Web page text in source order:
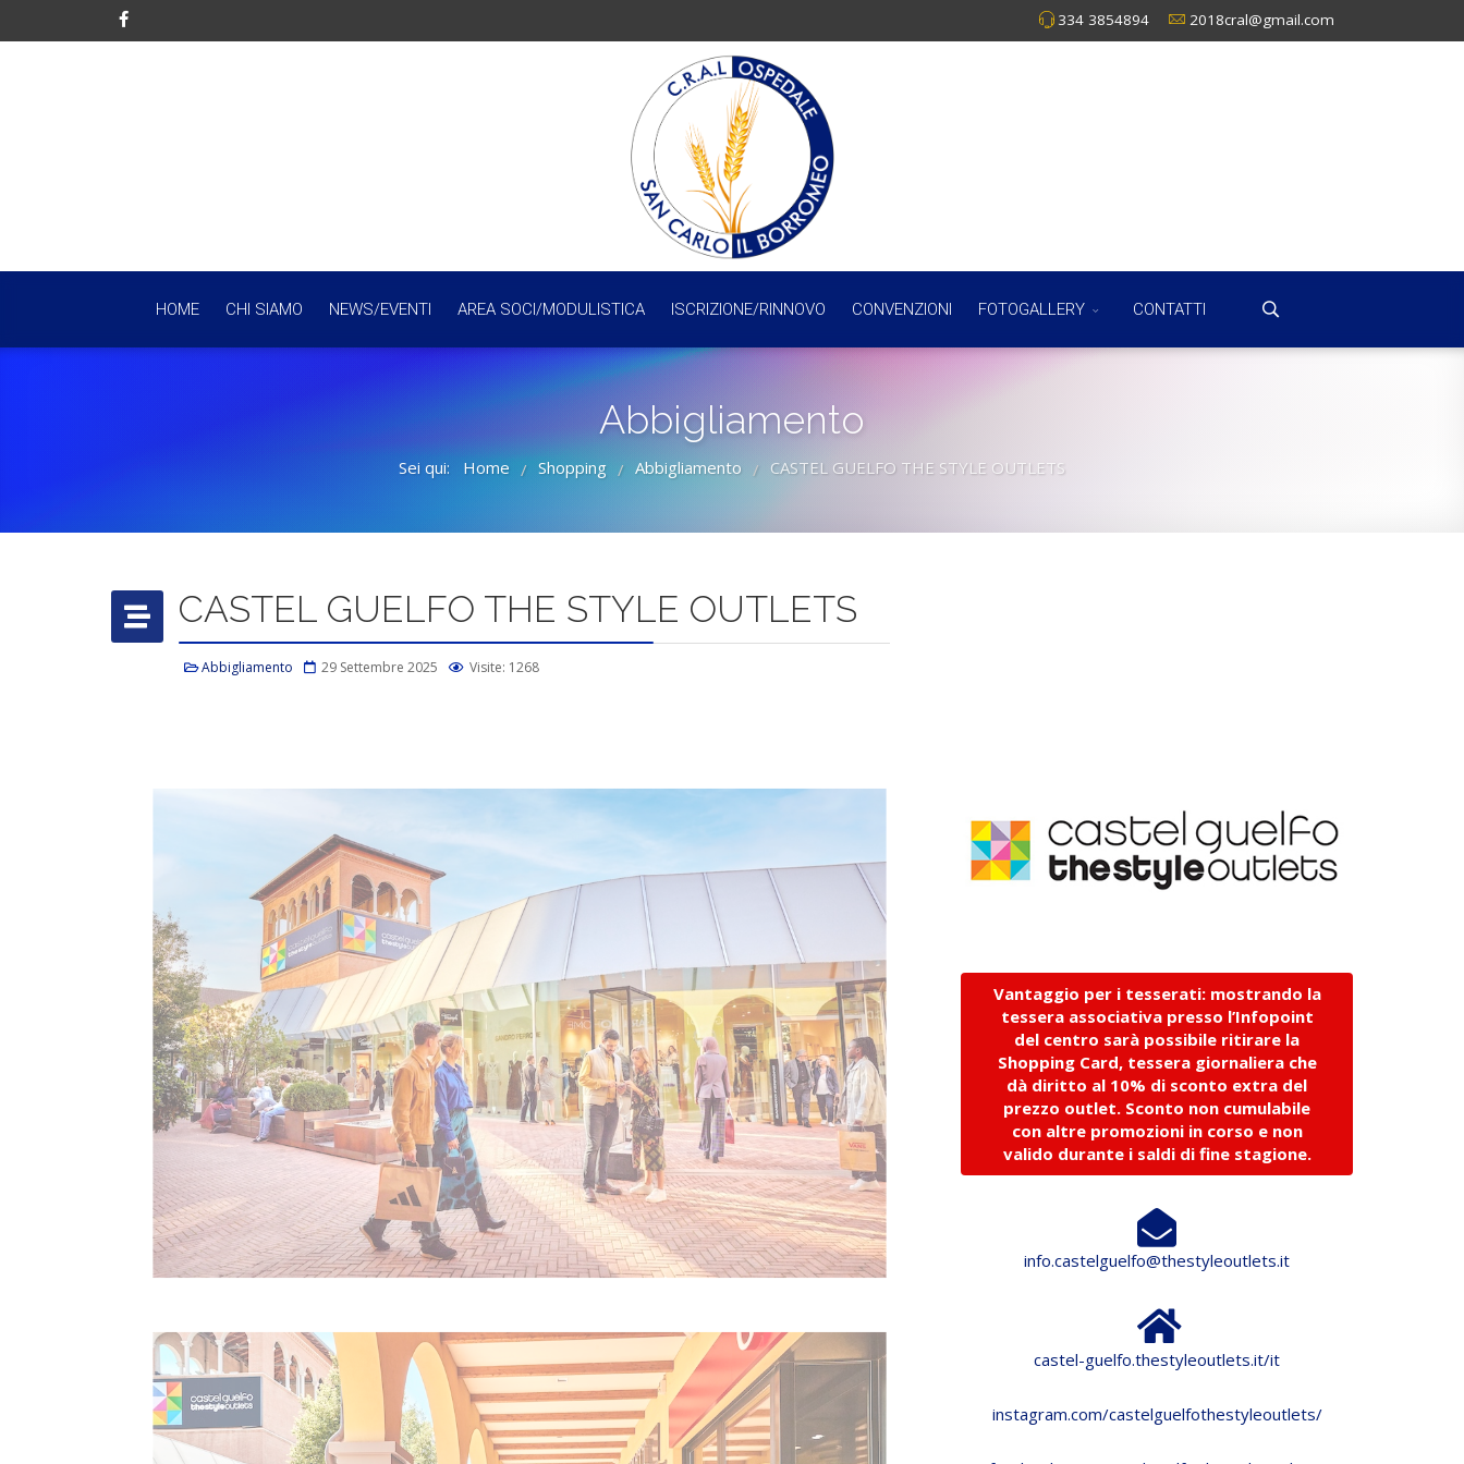
334 3854894 2018cral@gmail.com
HOME CHI SIAMO NEWS/EVENTI AREA SOCI/MODULISTICA ISCRIZIONE/RINNOVO CONVENZIONI FOTOGALLERY CONTATTI
Abbigliamento
Sei qui: Home / Shopping / Abbigliamento / CASTEL GUELFO THE STYLE OUTLETS
CASTEL GUELFO THE STYLE OUTLETS
Abbigliamento 29 Settembre 2025 Visite: 1268
Vantaggio per i tesserati: mostrando la
tessera associativa presso l’Infopoint
del centro sarà possibile ritirare la
Shopping Card, tessera giornaliera che
dà diritto al 10% di sconto extra del
prezzo outlet. Sconto non cumulabile
con altre promozioni in corso e non
valido durante i saldi di fine stagione.
info.castelguelfo@thestyleoutlets.it
castel-guelfo.thestyleoutlets.it/it
instagram.com/castelguelfothestyleoutlets/